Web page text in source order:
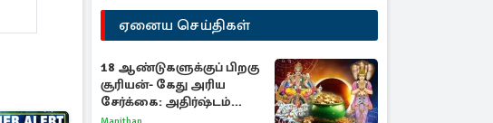
ஏனைய செய்திகள்
18 ஆண்டுகளுக்குப் பிறகு
சூரியன்- கேது அரிய
சேர்க்கை: அதிர்ஷ்டம்
பெறும் 3 ராசிகள்!